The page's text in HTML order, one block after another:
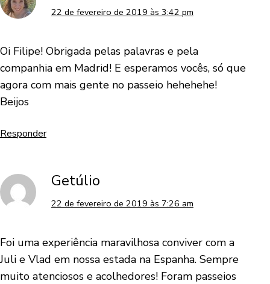
22 de fevereiro de 2019 às 3:42 pm
Oi Filipe! Obrigada pelas palavras e pela
companhia em Madrid! E esperamos vocês, só que
agora com mais gente no passeio hehehehe!
Beijos
Responder
Getúlio
22 de fevereiro de 2019 às 7:26 am
Foi uma experiência maravilhosa conviver com a
Juli e Vlad em nossa estada na Espanha. Sempre
muito atenciosos e acolhedores! Foram passeios